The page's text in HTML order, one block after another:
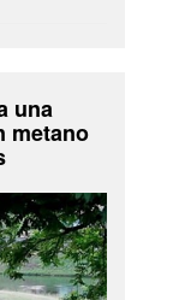
una
metano